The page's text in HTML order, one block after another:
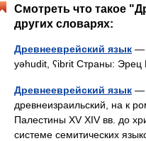
Смотреть что такое
других словарях:
Древнееврейский язык —
yəhudit, ʕibrit Страны:
Древнееврейский язык —
древнеизраильский, на к
Палестины XV XIV вв. до
системе семитических